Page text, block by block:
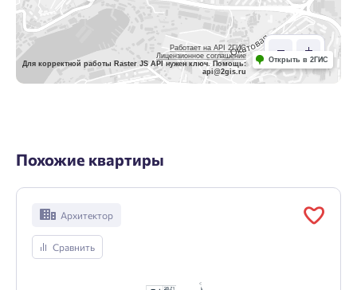
Работает на API 2ГИС
Лицензионное соглашение
Для корректной работы Raster JS API нужен ключ. Помощь:
api@2gis.ru
Открыть в 2ГИС
Похожие квартиры
Архитектор
Сравнить